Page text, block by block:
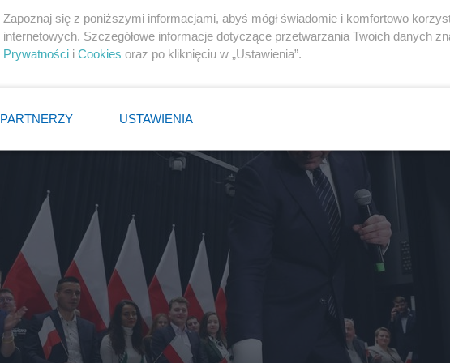
Zapoznaj się z poniższymi informacjami, abyś mógł świadomie i komfortowo
internetowych. Szczegółowe informacje dotyczące przetwarzania Twoich danych
Prywatności i Cookies oraz po kliknięciu w „Ustawienia”.
PARTNERZY USTAWIENIA